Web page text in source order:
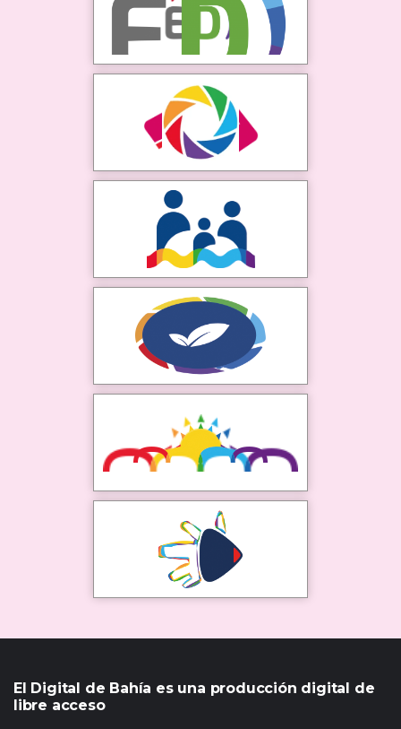
El Digital de Bahía es una producción digital de
libre acceso